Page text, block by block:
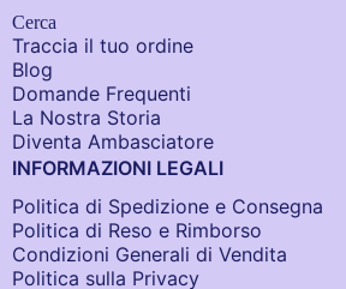
Cerca
Traccia il tuo ordine
Blog
Domande Frequenti
La Nostra Storia
Diventa Ambasciatore
INFORMAZIONI LEGALI
Politica di Spedizione e Consegna
Politica di Reso e Rimborso
Condizioni Generali di Vendita
Politica sulla Privacy